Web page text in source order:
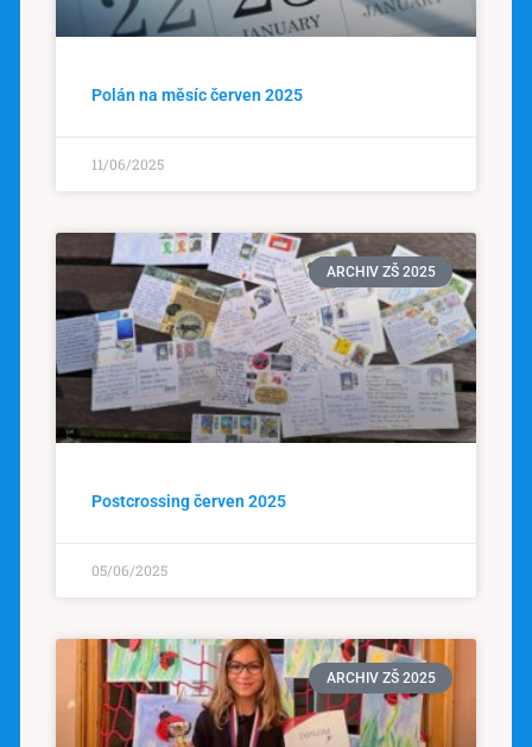
Polán na měsíc červen 2025
11/06/2025
ARCHIV ZŠ 2025
Postcrossing červen 2025
05/06/2025
ARCHIV ZŠ 2025